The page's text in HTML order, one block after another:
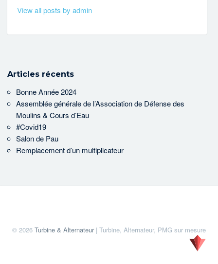
View all posts by admin
Articles récents
Bonne Année 2024
Assemblée générale de l’Association de Défense des
Moulins & Cours d’Eau
#Covid19
Salon de Pau
Remplacement d’un multiplicateur
© 2026 Turbine & Alternateur| Turbine, Alternateur, PMG sur mesure